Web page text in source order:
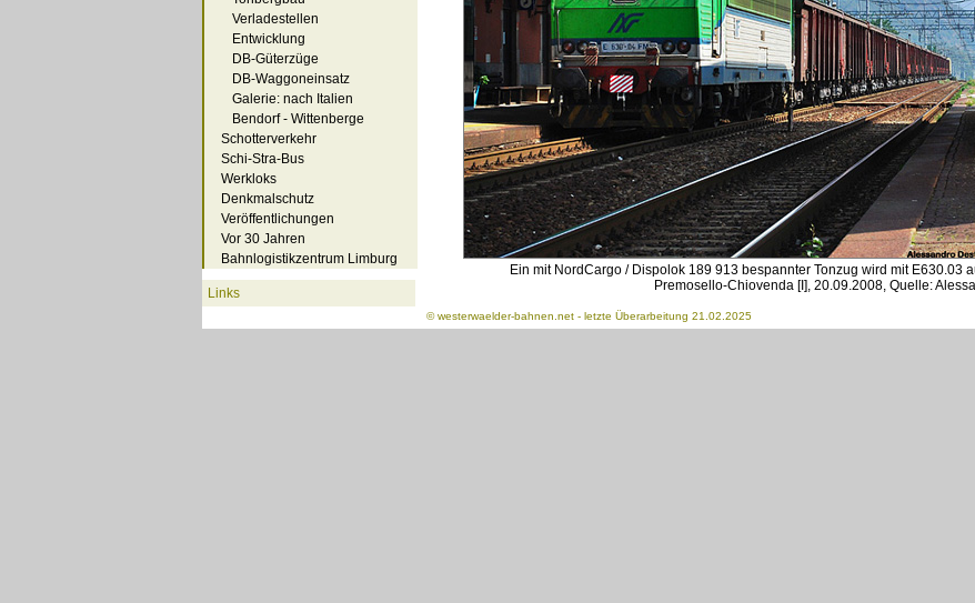
Verladestellen
Entwicklung
DB-Güterzüge
DB-Waggoneinsatz
Galerie: nach Italien
Bendorf - Wittenberge
Schotterverkehr
Schi-Stra-Bus
Werkloks
Denkmalschutz
Veröffentlichungen
Vor 30 Jahren
Bahnlogistikzentrum Limburg
Links
Ein mit NordCargo / Dispolok 189 913 bespannter Tonzug wird mit E630.03
Premosello-Chiovenda [I], 20.09.2008, Quelle:
©westerwaelder-bahnen.net - letzte Überarbeitung 21.02.2025